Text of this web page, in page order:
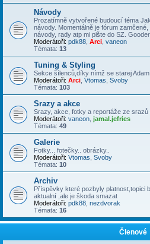
Návody
Prozatímně vytvořené budoucí téma
návody. Momentálně je fórum
návody, rady atp mi pište do SZ. Gooder
Moderátoři: pdk88 Arci vaneon
Témata: 13
Tuning & Styling
Sekce šílenců,díky nímž se starej
Moderátoři: Arci Vtomas Svoby
Témata: 103
Srazy a akce
Srazy, akce, fotky a reportáže ze srazů
Moderátoři: vaneon jamal.jefries
Témata: 49
Galerie
Fotky... fotečky.. obrázky..
Moderátoři: Vtomas Svoby
Témata: 10
Archiv
Příspěvky které pozbyly platnost,topici
aktualní ,ale je škoda smazat
Moderátoři: pdk88 nezdvorak
Témata: 16
Členové